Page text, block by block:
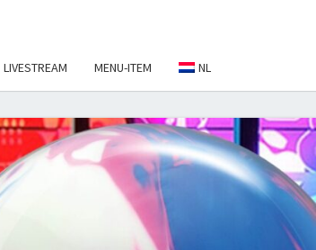
LIVESTREAM MENU-ITEM NL